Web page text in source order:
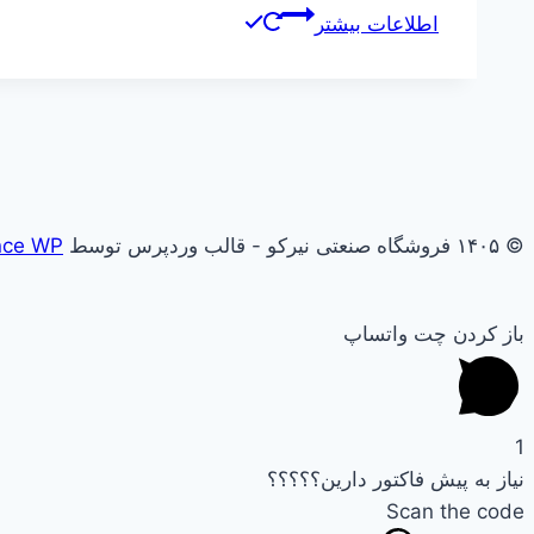
اطلاعات بیشتر
© ۱۴۰۵ فروشگاه صنعتی نیرکو - قالب وردپرس توسط WP
باز کردن چت واتساپ
1
نیاز به پیش فاکتور دارین؟؟؟؟؟
Scan the code